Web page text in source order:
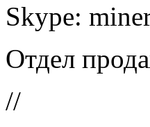
Skype:
Отдел
//